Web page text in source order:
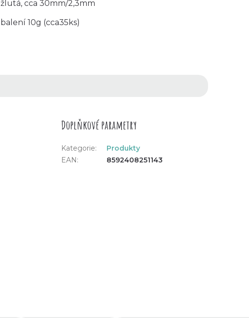
žlutá, cca 30mm/2,3mm
balení 10g (cca35ks)
Doplňkové parametry
Kategorie:
Produkty
EAN: 8592408251143